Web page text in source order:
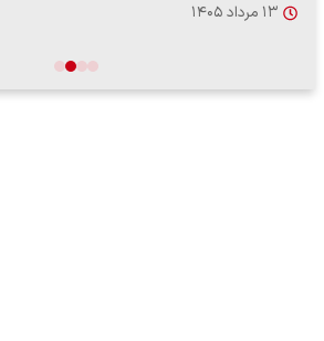
۱۳ مرداد ۱۴۰۵